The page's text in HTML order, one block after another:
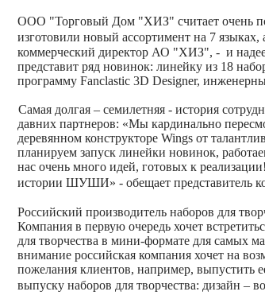
ООО "Торговый Дом "ХИЗ" считает очень
изготовили новый ассортимент на 7
коммерческий директор АО "ХИЗ", - и
представит ряд новинок: линейку из 18
программу Fanclastic 3D Designer,
Cамая долгая – семилетняя - история
давних партнеров: «Мы кардинально
деревянном конструкторе Wings от
планируем запуск линейки новинок,
нас очень много идей, готовых к
истории ШУШИ» - обещает представитель
Российский производитель наборов для
Компания в первую очередь хочет
для творчества в мини-формате для самых
внимание российская компания хочет на
пожелания клиентов, например, выпустить
выпуску наборов для творчества: дизайн –